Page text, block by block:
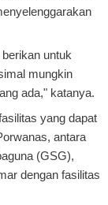
untuk
mungkin
ada," katanya.
yang dapat
antara
(GSG),
dengan fasilitas